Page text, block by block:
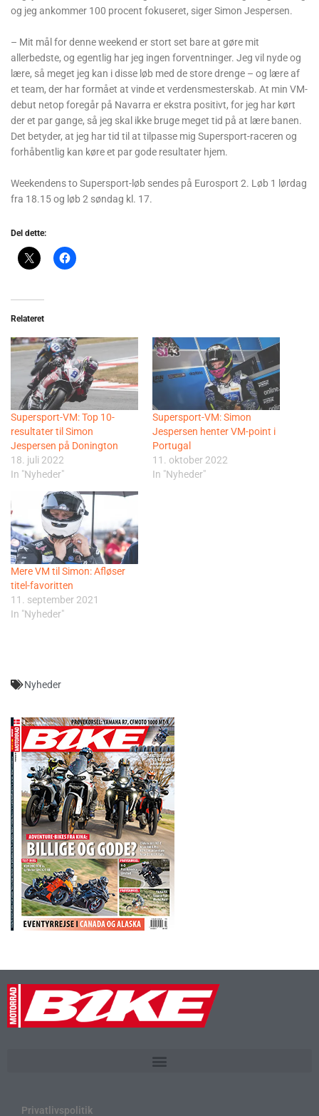
og jeg ankommer 100 procent fokuseret, siger Simon Jespersen.
– Mit mål for denne weekend er stort set bare at gøre mit
allerbedste, og egentlig har jeg ingen forventninger. Jeg vil nyde og
lære, så meget jeg kan i disse løb med de store drenge – og lære af
et team, der har formået at vinde et verdensmesterskab. At min VM-
debut netop foregår på Navarra er ekstra positivt, for jeg har kørt
der et par gange, så jeg skal ikke bruge meget tid på at lære banen.
Det betyder, at jeg har tid til at tilpasse mig Supersport-raceren og
forhåbentlig kan køre et par gode resultater hjem.
Weekendens to Supersport-løb sendes på Eurosport 2. Løb 1 lørdag
fra 18.15 og løb 2 søndag kl. 17.
Del dette:
Relateret
Supersport-VM: Top 10-
resultater til Simon
Jespersen på Donington
18. juli 2022
In "Nyheder"
Supersport-VM: Simon
Jespersen henter VM-point i
Portugal
11. oktober 2022
In "Nyheder"
Mere VM til Simon: Afløser
titel-favoritten
11. september 2021
In "Nyheder"
Nyheder
Privatlivspolitik